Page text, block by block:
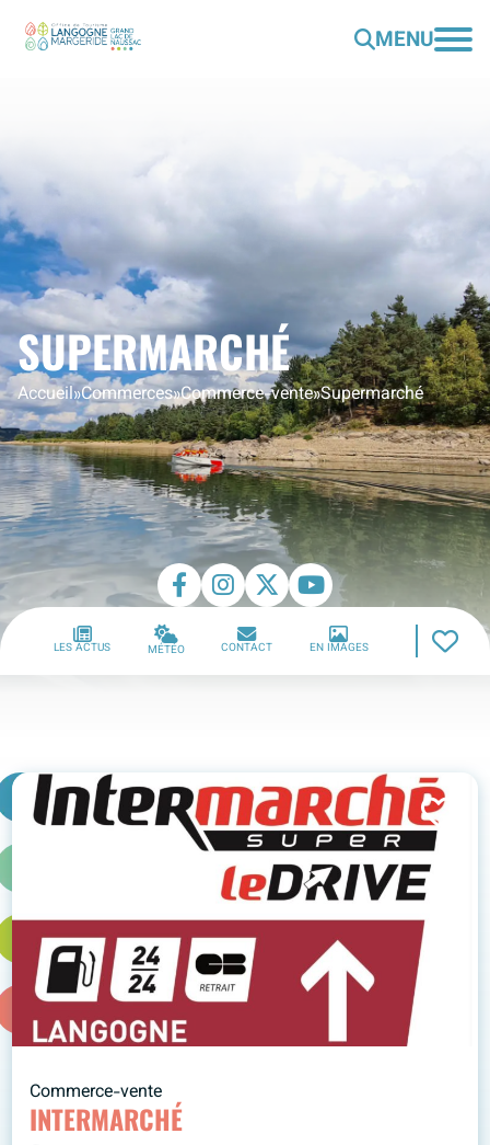
MENU
SUPERMARCHÉ
Accueil»Commerces»Commerce-vente»Supermarché
LES ACTUS MÉTÉO CONTACT EN IMAGES
Commerce-vente
INTERMARCHÉ